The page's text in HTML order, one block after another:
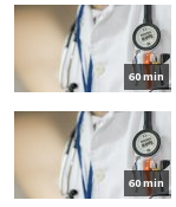
60 min
60 min